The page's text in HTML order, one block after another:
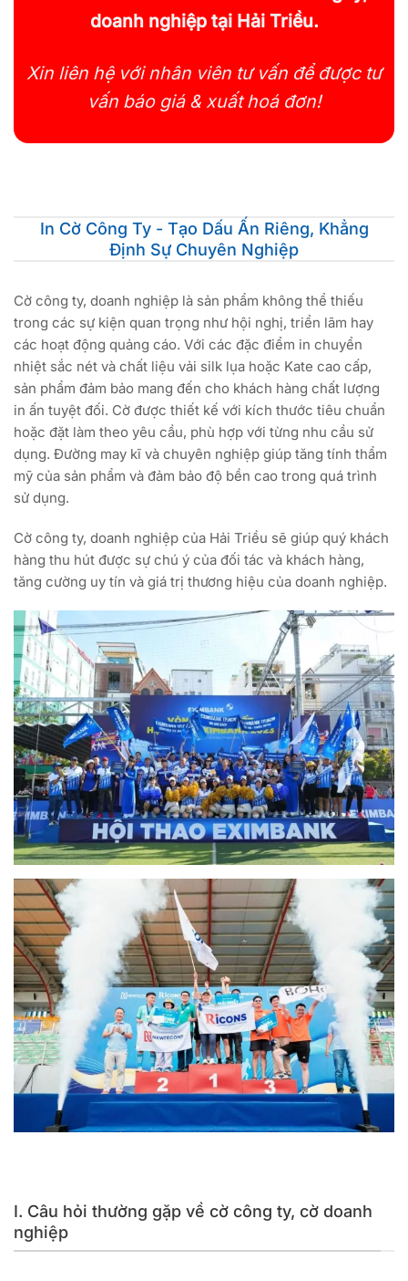
doanh nghiệp tại Hải Triều.
Xin liên hệ với nhân viên tư vấn để được tư
vấn báo giá & xuất hoá đơn!
In Cờ Công Ty - Tạo Dấu Ấn Riêng, Khẳng
Định Sự Chuyên Nghiệp
Cờ công ty, doanh nghiệp là sản phẩm không thể thiếu
trong các sự kiện quan trọng như hội nghị, triển lãm hay
các hoạt động quảng cáo. Với các đặc điểm in chuyển
nhiệt sắc nét và chất liệu vải silk lụa hoặc Kate cao cấp,
sản phẩm đảm bảo mang đến cho khách hàng chất lượng
in ấn tuyệt đối. Cờ được thiết kế với kích thước tiêu chuẩn
hoặc đặt làm theo yêu cầu, phù hợp với từng nhu cầu sử
dụng. Đường may kĩ và chuyên nghiệp giúp tăng tính thẩm
mỹ của sản phẩm và đảm bảo độ bền cao trong quá trình
sử dụng.
Cờ công ty, doanh nghiệp của Hải Triều sẽ giúp quý khách
hàng thu hút được sự chú ý của đối tác và khách hàng,
tăng cường uy tín và giá trị thương hiệu của doanh nghiệp.
Địa chỉ in băng rôn, cờ vải công ty doanh nghiệp được yêu
thích tại TPHCM
I. Câu hỏi thường gặp về cờ công ty, cờ doanh
nghiệp